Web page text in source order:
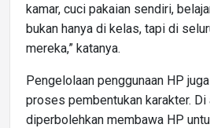
kamar, cuci pakaian sendiri,
bukan hanya di kelas, tapi di
mereka,” katanya.
Pengelolaan penggunaan HP
proses pembentukan karakter.
diperbolehkan membawa HP